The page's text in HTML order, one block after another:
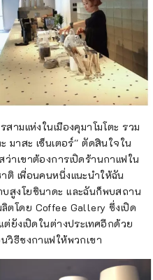
ามแห่งในเมืองคุมาโมโตะ รวม
มาสะ เซ็นเตอร์'' ตัดสินใจใน
าเขาต้องการเปิดร้านกาแฟใน
ติ เพื่อนคนหนึ่งแนะนำให้ฉัน
สูงโยชินาดะ และฉันก็พบสถาน
โดย Coffee Gallery ซึ่งเปิด
ต่ยังเปิดในต่างประเทศอีกด้วย
วิธีชงกาแฟให้พวกเขา